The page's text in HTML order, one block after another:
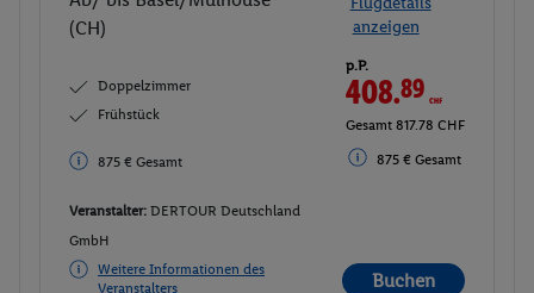
(CH)
anzeigen
Doppelzimmer
Frühstück
875 € Gesamt
p.P.
408.89CHF
Gesamt 817.78 CHF
875 € Gesamt
Veranstalter: DERTOUR Deutschland
GmbH
Weitere Informationen des
Veranstalters
Buchen